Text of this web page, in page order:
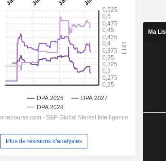
0,9351 1,329
31,4% 28%
8,558 8,558 8,558
1 202 080 -
- -
Plus de révisions d'analystes
Ma